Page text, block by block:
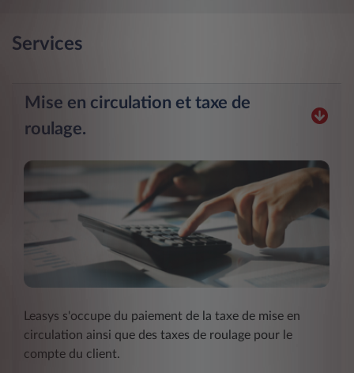
Services
Mise en circulation et taxe de
roulage.
Leasys s'occupe du paiement de la taxe de mise en
circulation ainsi que des taxes de roulage pour le
compte du client.